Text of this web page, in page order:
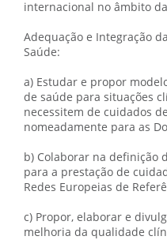
internacional no âmbito
Adequação e Integração
Saúde:
a) Estudar e propor
de saúde para situações
necessitem de cuidados
nomeadamente para as
b) Colaborar na definição
para a prestação de
Redes Europeias de
c) Propor, elaborar e
melhoria da qualidade